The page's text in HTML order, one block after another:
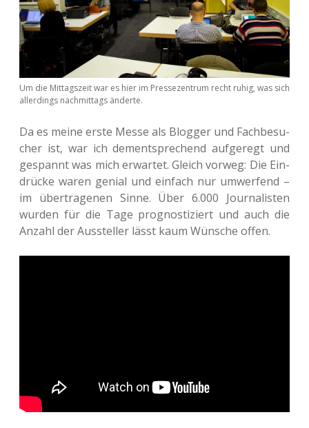
Um die Mit­tags­zeit war es hier im Pres­se­zen­trum recht ruhig, was sich
aller­dings nach­mit­tags änderte.
Da es meine erste Messe als Blog­ger und Fach­be­su­
cher ist, war ich dem­entspre­chend auf­ge­regt und
gespannt was mich erwar­tet. Gleich vorweg: Die Ein­
drü­cke waren genial und ein­fach nur umwer­fend –
im über­tra­ge­nen Sinne. Über 6.000 Jour­na­lis­ten
wurden für die Tage pro­gnos­ti­ziert und auch die
Anzahl der Aus­stel­ler lässt kaum Wün­sche offen.